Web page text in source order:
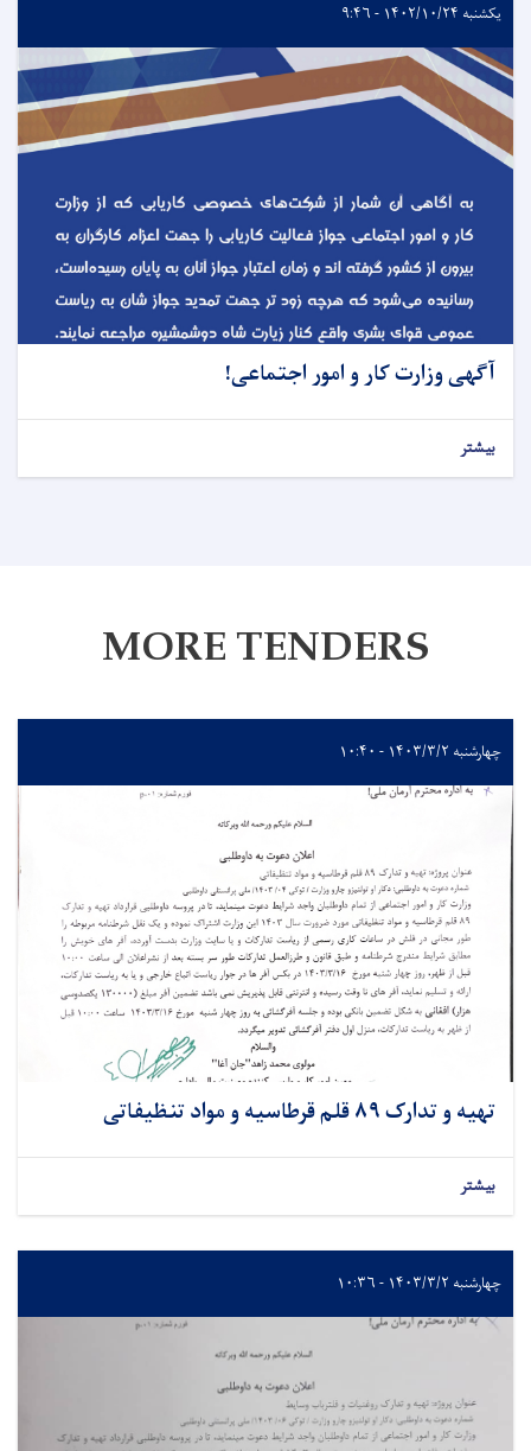
یکشنبه ۱۴۰۲/۱۰/۲۴ - ۹:۴۶
آگهی وزارت کار و امور اجتماعی!
بیشتر
MORE TENDERS
چهارشنبه ۱۴۰۳/۳/۲ - ۱۰:۴۰
تهیه و تدارک ۸۹ قلم قرطاسیه و مواد تنظیفاتی
بیشتر
چهارشنبه ۱۴۰۳/۳/۲ - ۱۰:۳۶